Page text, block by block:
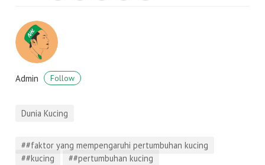
Admin Follow
Dunia Kucing
##faktor yang mempengaruhi pertumbuhan kucing
##kucing
##pertumbuhan kucing